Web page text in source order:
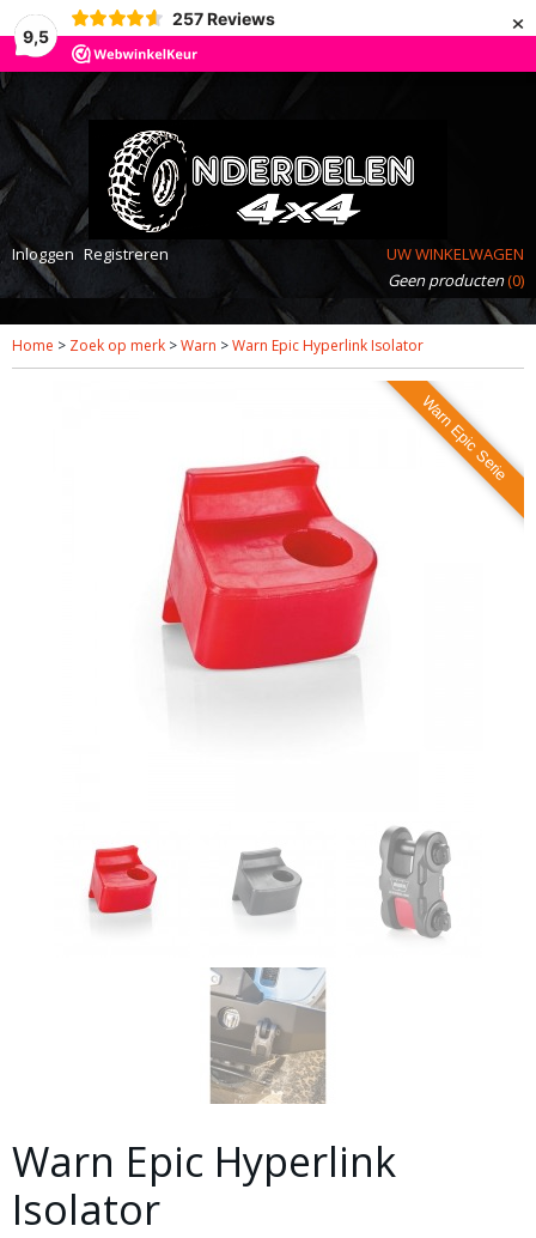
9,5
257 Reviews ×
Inloggen Registreren
UW WINKELWAGEN
Geen producten(0)
Home > Zoek op merk >Warn >Warn Epic Hyperlink Isolator
Warn Epic Serie
Warn Epic Hyperlink
Isolator